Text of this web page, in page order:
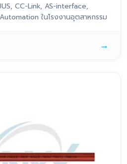
CC-Link, AS-interface,
ในโรงงานอุตสาหกรรม
→